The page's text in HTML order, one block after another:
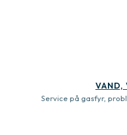
VAND,
Service på gasfyr,